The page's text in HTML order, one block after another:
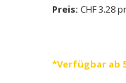
Preis: CHF 3.28
*Verfügbar ab